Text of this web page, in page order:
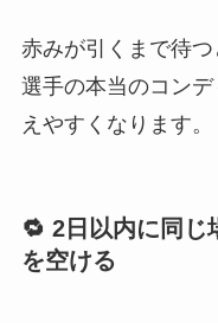
赤みが引くまで待つ
選手の本当のコン
えやすくなります。
🔁 2日以内に同じ
を空ける